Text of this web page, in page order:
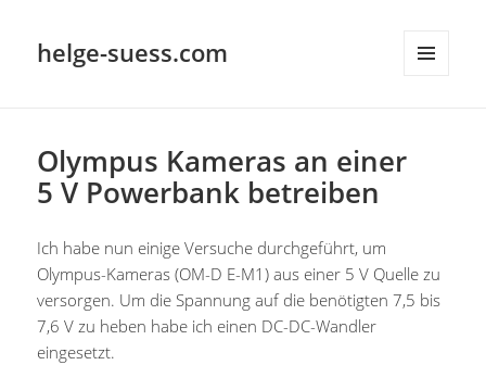
helge-suess.com
Olympus Kameras an einer
5 V Powerbank betreiben
Ich habe nun einige Versuche durchgeführt, um
Olympus-Kameras (OM-D E-M1) aus einer 5 V Quelle zu
versorgen. Um die Spannung auf die benötigten 7,5 bis
7,6 V zu heben habe ich einen DC-DC-Wandler
eingesetzt.